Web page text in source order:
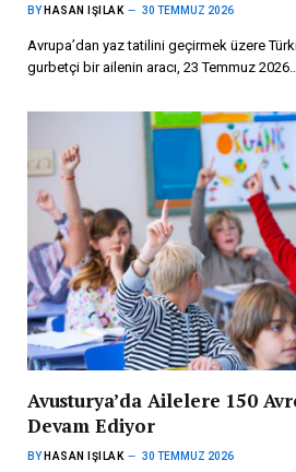
BY HASAN IŞILAK 30 TEMMUZ 2026
Avrupa’dan yaz tatilini geçirmek üzere
gurbetçi bir ailenin aracı, 23 Temmuz
Avusturya’da Ailelere 150
Devam Ediyor
BY HASAN IŞILAK 30 TEMMUZ 2026